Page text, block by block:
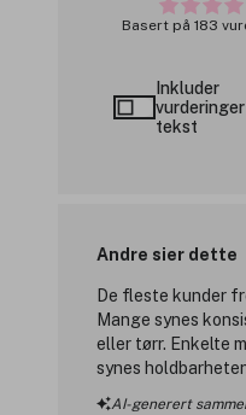
Basert på 183
Inkluder
tekst
Andre sier dette
De fleste kunder
Mange synes
eller tørr. Enkelte
synes
AI-generert